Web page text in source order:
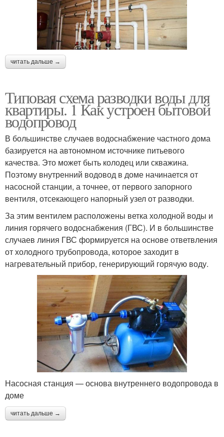
читать дальше →
Типовая схема разводки воды для
квартиры. 1 Как устроен бытовой
водопровод
В большинстве случаев водоснабжение частного дома
базируется на автономном источнике питьевого
качества. Это может быть колодец или скважина.
Поэтому внутренний водовод в доме начинается от
насосной станции, а точнее, от первого запорного
вентиля, отсекающего напорный узел от разводки.
За этим вентилем расположены ветка холодной воды и
линия горячего водоснабжения (ГВС). И в большинстве
случаев линия ГВС формируется на основе ответвления
от холодного трубопровода, которое заходит в
нагревательный прибор, генерирующий горячую воду.
Насосная станция — основа внутреннего водопровода в
доме
читать дальше →